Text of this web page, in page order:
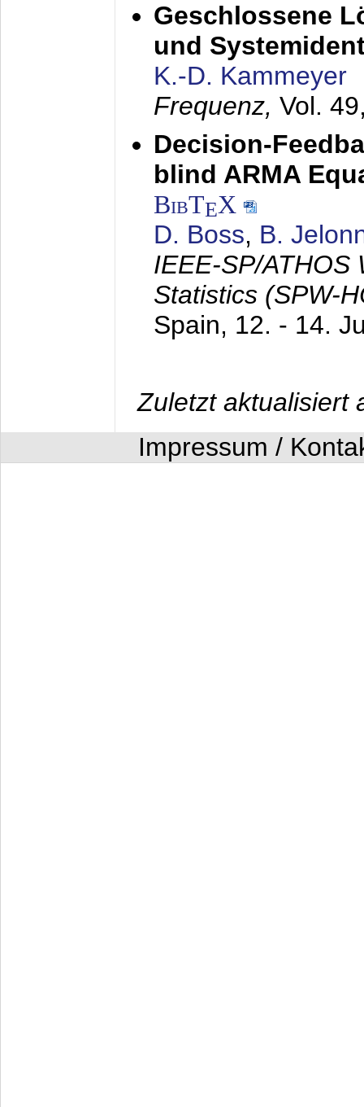
Geschlossene
und
K.-D. Kammeyer
Frequenz, Vol.
Decision-
blind ARMA
BibTEX
D. Boss, B.
IEEE-SP/ATHOS
Statistics (SPW-
Spain, 12. - 14.
Zuletzt aktualisiert
Impressum /